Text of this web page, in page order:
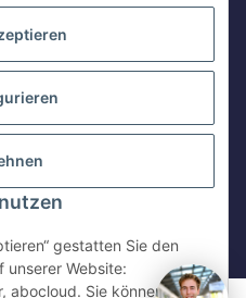
5669885
schreiben
besuchen
group.de
gestatten Sie den
unserer Website:
abocloud. Sie können die